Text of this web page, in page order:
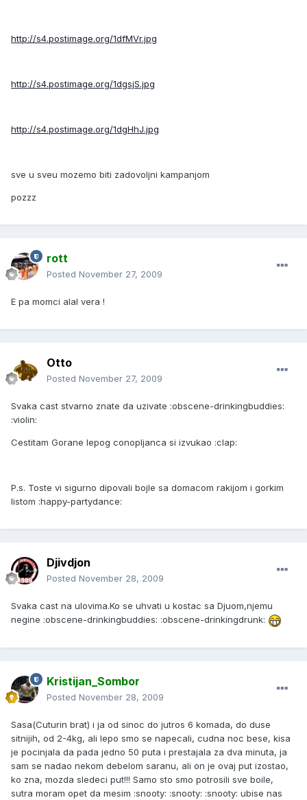
http://s4.postimage.org/1dfMVr.jpg
http://s4.postimage.org/1dgsjS.jpg
http://s4.postimage.org/1dgHhJ.jpg
sve u sveu mozemo biti zadovoljni kampanjom
pozzz
rott
Posted November 27, 2009
E pa momci alal vera !
Otto
Posted November 27, 2009
Svaka cast stvarno znate da uzivate :obscene-drinkingbuddies:
:violin:
Cestitam Gorane lepog conopljanca si izvukao :clap:
P.s. Toste vi sigurno dipovali bojle sa domacom rakijom i gorkim
listom :happy-partydance:
Djivdjon
Posted November 28, 2009
Svaka cast na ulovima.Ko se uhvati u kostac sa Djuom,njemu
negine :obscene-drinkingbuddies: :obscene-drinkingdrunk:
Kristijan_Sombor
Posted November 28, 2009
Sasa(Cuturin brat) i ja od sinoc do jutros 6 komada, do duse
sitnijih, od 2-4kg, ali lepo smo se napecali, cudna noc bese, kisa
je pocinjala da pada jedno 50 puta i prestajala za dva minuta, ja
sam se nadao nekom debelom saranu, ali on je ovaj put izostao,
ko zna, mozda sledeci put!!! Samo sto smo potrosili sve boile,
sutra moram opet da mesim :snooty: :snooty: :snooty: ubise nas